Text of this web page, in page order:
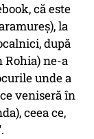
că este
la
după
Rohia) ne-a
unde a
veniseră în
ceea ce,